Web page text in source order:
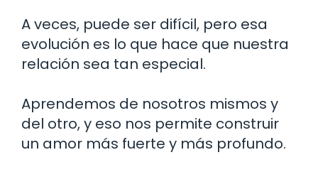
A veces, puede ser difícil, pero esa
evolución es lo que hace que nuestra
relación sea tan especial.
Aprendemos de nosotros mismos y
del otro, y eso nos permite construir
un amor más fuerte y más profundo.